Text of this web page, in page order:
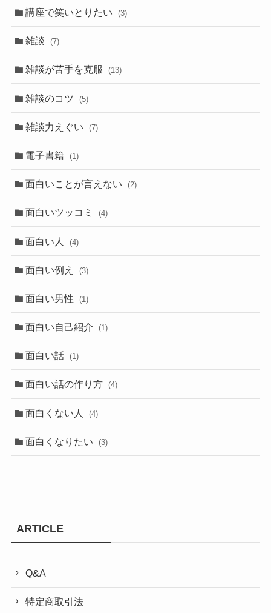
講座で笑いとりたい (3)
雑談 (7)
雑談が苦手を克服 (13)
雑談のコツ (5)
雑談力えぐい (7)
電子書籍 (1)
面白いことが言えない (2)
面白いツッコミ (4)
面白い人 (4)
面白い例え (3)
面白い男性 (1)
面白い自己紹介 (1)
面白い話 (1)
面白い話の作り方 (4)
面白くない人 (4)
面白くなりたい (3)
ARTICLE
Q&A
特定商取引法